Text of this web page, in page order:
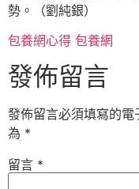
勢。（劉純銀）
包養網心得 包養網
發佈留言
發佈留言必須填寫的電
為 *
留言 *